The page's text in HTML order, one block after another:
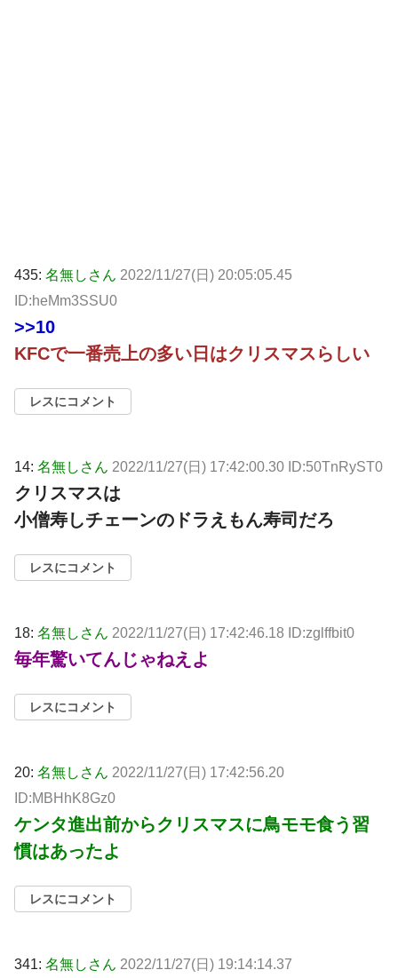
435: 名無しさん 2022/11/27(日) 20:05:05.45
ID:heMm3SSU0
>>10
KFCで一番売上の多い日はクリスマスらしい
レスにコメント
14: 名無しさん 2022/11/27(日) 17:42:00.30 ID:50TnRyST0
クリスマスは
小僧寿しチェーンのドラえもん寿司だろ
レスにコメント
18: 名無しさん 2022/11/27(日) 17:42:46.18 ID:zglffbit0
毎年驚いてんじゃねえよ
レスにコメント
20: 名無しさん 2022/11/27(日) 17:42:56.20
ID:MBHhK8Gz0
ケンタ進出前からクリスマスに鳥モモ食う習
慣はあったよ
レスにコメント
341: 名無しさん 2022/11/27(日) 19:14:14.37